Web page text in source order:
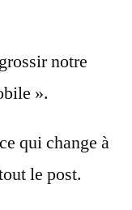
notre
».
qui change à
le post.